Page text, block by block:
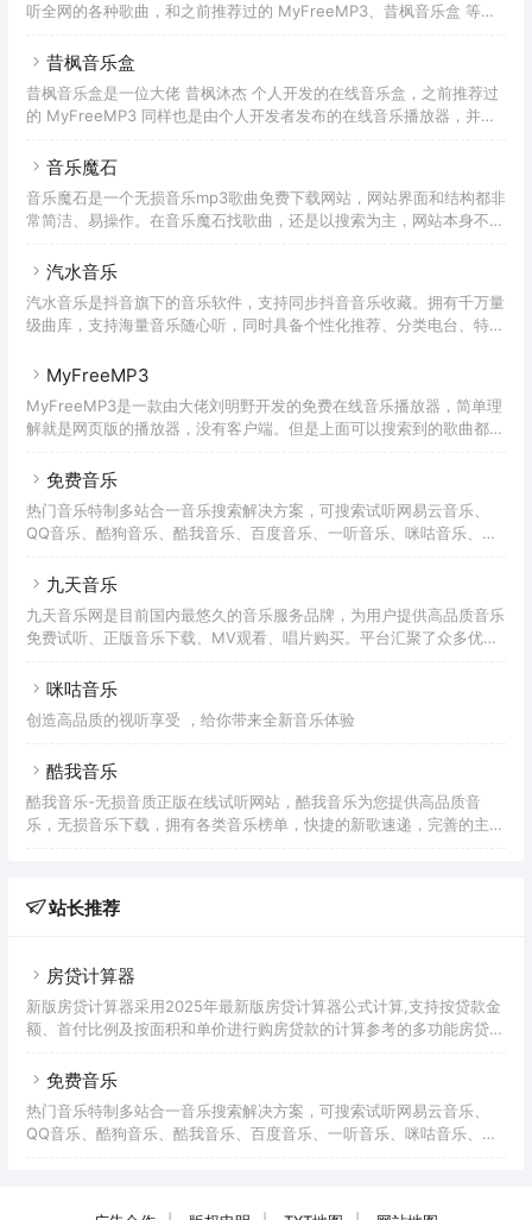
听全网的各种歌曲，和之前推荐过的 MyFreeMP3、昔枫音乐盒 等网
曲，比较方便。不过作为网页播放器，功能会比软件要少一些，主打的
还是便捷。种子音乐支持歌单管理、播放历史、收藏、歌曲下载等功
能，但不支持歌单导入、歌单推荐，这样无论是从其他平台迁移到这
边，还是从种子音乐迁移到其他平台的成本增高很多。对比其他音乐网
昔枫音乐盒
昔枫音乐盒是一位大佬 昔枫沐杰 个人开发的在线音乐盒，之前推荐过
的 MyFreeMP3 同样也是由个人开发者发布的在线音乐播放器，并且
mp3文件，两者也都仅支持对网易云的内容搜索。使用昔枫音乐盒教程
荐。需要自己在顶部搜索框搜索歌曲后，将搜索结果点击「+」号添
加，列表中才会有你自己的歌单。如果需要下载歌曲，在当前播放歌曲
音乐魔石
音乐魔石是一个无损音乐mp3歌曲免费下载网站，网站界面和结构都非
常简洁、易操作。在音乐魔石找歌曲，还是以搜索为主，网站本身不做
于其他歌曲下载网站，这里所有的歌曲都会展现多个搜索结果，在里面
格式等等，从标准音质到超高音质到可以找到，接近搜索引擎的体验，
非常方便。在曲库方面尝试了下，一些小众的歌曲也都能找到。所有的
话，
汽水音乐
汽水音乐是抖音旗下的音乐软件，支持同步抖音音乐收藏。拥有千万量
级曲库，支持海量音乐随心听，同时具备个性化推荐、分类电台、特色
iOS、Windows、Macos客户端。与腾讯音乐相比，汽水音乐的曲库
VIP会员的活动，截止时间目前没有说明。对于白嫖的活动，硬核君肯
定不会让大家错过。所以，硬核君特意整理了免费领取（白嫖）的方
MyFreeMP3
MyFreeMP3是一款由大佬刘明野开发的免费在线音乐播放器，简单理
解就是网页版的播放器，没有客户端。但是上面可以搜索到的歌曲都是
讯、酷狗、酷我等产品的版权音乐。在MyFreeMP3除了在线听歌外，
免费音乐
热门音乐特制多站合一音乐搜索解决方案，可搜索试听网易云音乐、
QQ音乐、酷狗音乐、酷我音乐、百度音乐、一听音乐、咪咕音乐、荔
乐。九天音乐
九天音乐网是目前国内最悠久的音乐服务品牌，为用户提供高品质音乐
免费试听、正版音乐下载、MV观看、唱片购买。平台汇聚了众多优质
作品。
咪咕音乐
创造高品质的视听享受 ，给你带来全新音乐体验
酷我音乐
酷我音乐-无损音质正版在线试听网站，酷我音乐为您提供高品质音
乐，无损音乐下载，拥有各类音乐榜单，快捷的新歌速递，完善的主题
站长推荐
房贷计算器
新版房贷计算器采用2025年最新版房贷计算器公式计算,支持按贷款金
额、首付比例及按面积和单价进行购房贷款的计算参考的多功能房贷计
贷款利率、首付、月供明细等提供计算参考。
免费音乐
热门音乐特制多站合一音乐搜索解决方案，可搜索试听网易云音乐、
QQ音乐、酷狗音乐、酷我音乐、百度音乐、一听音乐、咪咕音乐、荔